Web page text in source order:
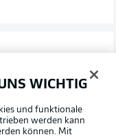
WICHTIG
und funktionale
werden kann
können. Mit